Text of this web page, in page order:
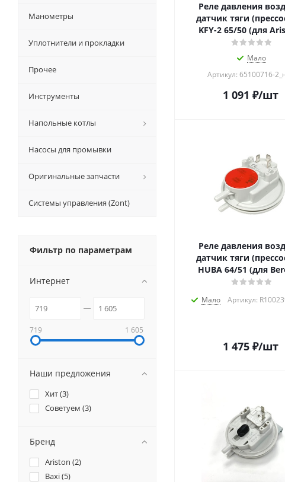
Реле давления
датчик тяги
KFY-2 65/50 (для
Мало
Артикул: 65100716-
1 091 ₽/шт
Реле давления
датчик тяги
HUBA 64/51 (для
Мало Артикул:
1 475₽/шт
Манометры
Уплотнители и прокладки
Прочее
Инструменты
Напольные котлы
Насосы для промывки
Оригинальные запчасти
Системы управления (Zont)
Фильтр по параметрам
Интернет
719 1 605
Наши предложения
Хит (3)
Советуем (3)
Бренд
Ariston (2)
Baxi (5)